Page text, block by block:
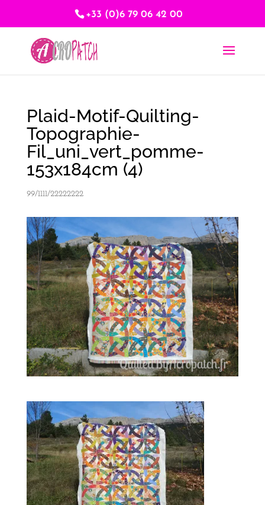
+33 (0)6 79 06 42 00
Plaid-Motif-Quilting-
Topographie-
Fil_uni_vert_pomme-
153x184cm (4)
99/1111/22222222